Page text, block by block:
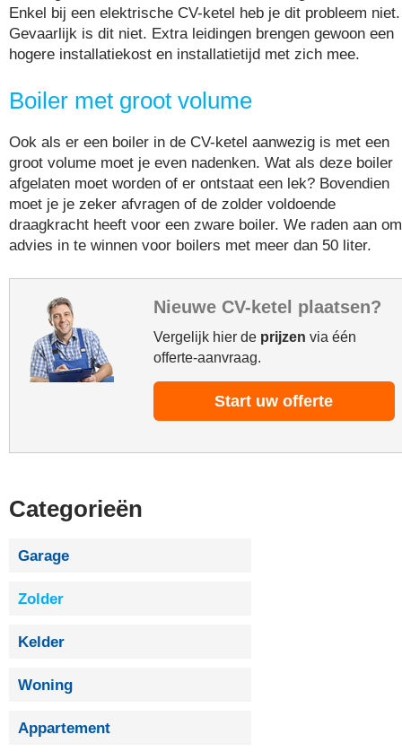
Enkel bij een elektrische CV-ketel heb je dit probleem niet.
Gevaarlijk is dit niet. Extra leidingen brengen gewoon een
hogere installatiekost en installatietijd met zich mee.
Boiler met groot volume
Ook als er een boiler in de CV-ketel aanwezig is met een
groot volume moet je even nadenken. Wat als deze boiler
afgelaten moet worden of er ontstaat een lek? Bovendien
moet je je zeker afvragen of de zolder voldoende
draagkracht heeft voor een zware boiler. We raden aan om
advies in te winnen voor boilers met meer dan 50 liter.
Nieuwe CV-ketel plaatsen?
Vergelijk hier de prijzen via één
offerte-aanvraag.
Start uw offerte
Categorieën
Garage
Zolder
Kelder
Woning
Appartement